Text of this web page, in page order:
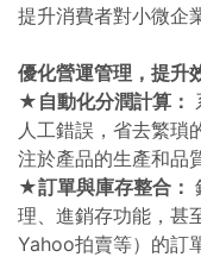
提升消費者對小微企
優化營運管理，提升
★自動化分潤計算：
人工錯誤，省去繁瑣
注於產品的生產和品
★訂單與庫存整合：
理、進銷存功能，甚
Yahoo拍賣等）的訂